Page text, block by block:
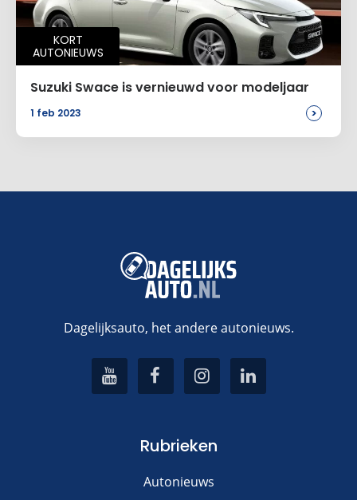
KORT
AUTONIEUWS
Suzuki Swace is vernieuwd voor modeljaar
1 feb 2023 >
Dagelijksauto, het andere autonieuws.
Rubrieken
Autonieuws